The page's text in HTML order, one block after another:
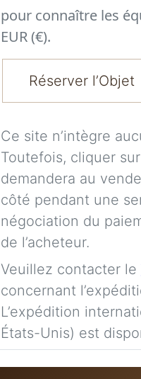
pour connaître les
EUR (€).
Réserver l’Objet
Ce site n’intègre
Toutefois, cliquer
demandera au
côté pendant une
négociation du
de l’acheteur.
Veuillez contacter le
concernant
L’expédition
États-Unis) est